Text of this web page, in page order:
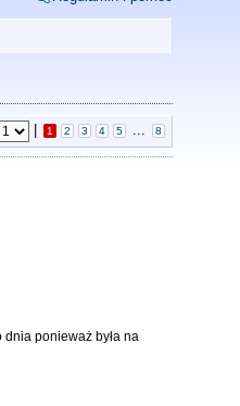
1 2 3 4 5 ... 8
ponieważ była na